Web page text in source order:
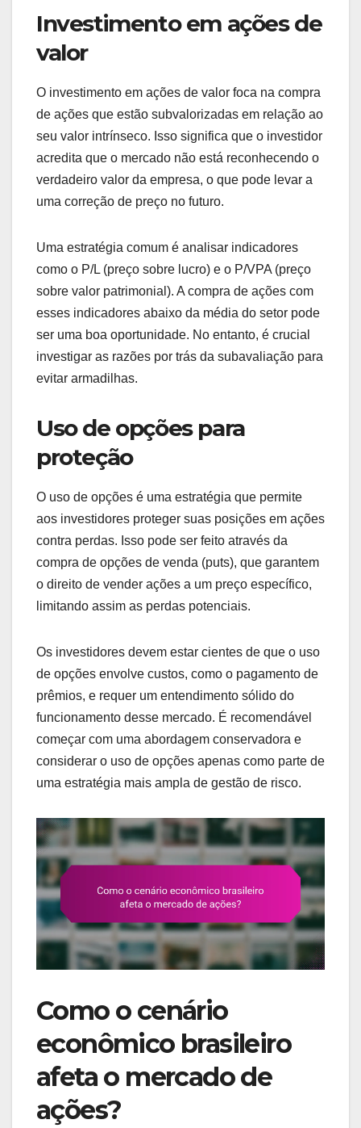
Investimento em ações de
valor
O investimento em ações de valor foca na compra
de ações que estão subvalorizadas em relação ao
seu valor intrínseco. Isso significa que o investidor
acredita que o mercado não está reconhecendo o
verdadeiro valor da empresa, o que pode levar a
uma correção de preço no futuro.
Uma estratégia comum é analisar indicadores
como o P/L (preço sobre lucro) e o P/VPA (preço
sobre valor patrimonial). A compra de ações com
esses indicadores abaixo da média do setor pode
ser uma boa oportunidade. No entanto, é crucial
investigar as razões por trás da subavaliação para
evitar armadilhas.
Uso de opções para
proteção
O uso de opções é uma estratégia que permite
aos investidores proteger suas posições em ações
contra perdas. Isso pode ser feito através da
compra de opções de venda (puts), que garantem
o direito de vender ações a um preço específico,
limitando assim as perdas potenciais.
Os investidores devem estar cientes de que o uso
de opções envolve custos, como o pagamento de
prêmios, e requer um entendimento sólido do
funcionamento desse mercado. É recomendável
começar com uma abordagem conservadora e
considerar o uso de opções apenas como parte de
uma estratégia mais ampla de gestão de risco.
Como o cenário
econômico brasileiro
afeta o mercado de
ações?